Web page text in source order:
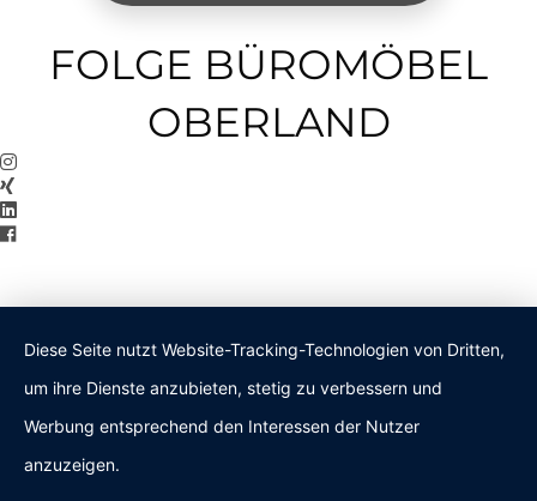
FOLGE BÜROMÖBEL
OBERLAND
Diese Seite nutzt Website-Tracking-Technologien von Dritten,
um ihre Dienste anzubieten, stetig zu verbessern und
Werbung entsprechend den Interessen der Nutzer
anzuzeigen.